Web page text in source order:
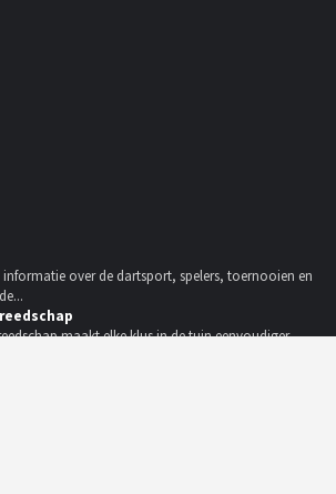
over de dartsport, spelers, toernooien en
maakt elke klus in de tuin eenvoudiger,